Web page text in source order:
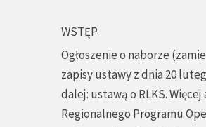
WSTĘP
Ogłoszenie o naborze
zapisy ustawy z dnia 20
dalej: ustawą o RLKS.
Regionalnego Programu